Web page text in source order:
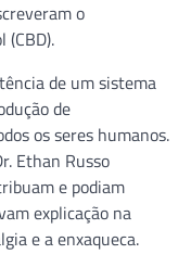
o
de um sistema
de
os seres humanos.
Ethan Russo
e podiam
explicação na
e a enxaqueca.